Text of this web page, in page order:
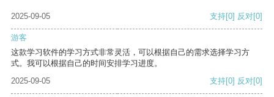
2025-09-05 支持[0] 反对[0]
游客
这款学习软件的学习方式非常灵活，可以根据自己的需求选择学习方
式。我可以根据自己的时间安排学习进度。
2025-09-05
支持[0] 反对[0]